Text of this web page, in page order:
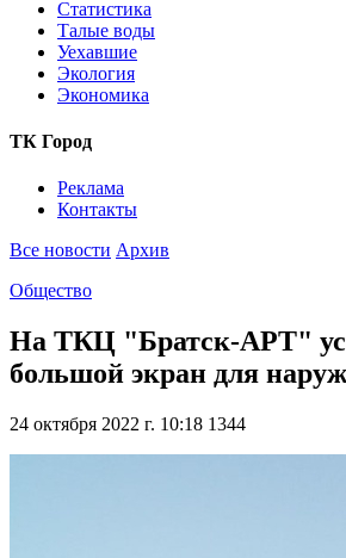
Статистика
Талые воды
Уехавшие
Экология
Экономика
ТК Город
Реклама
Контакты
Все новости Архив
Общество
На ТКЦ "Братск-АРТ"
большой экран для
24 октября 2022 г. 10:18 1344